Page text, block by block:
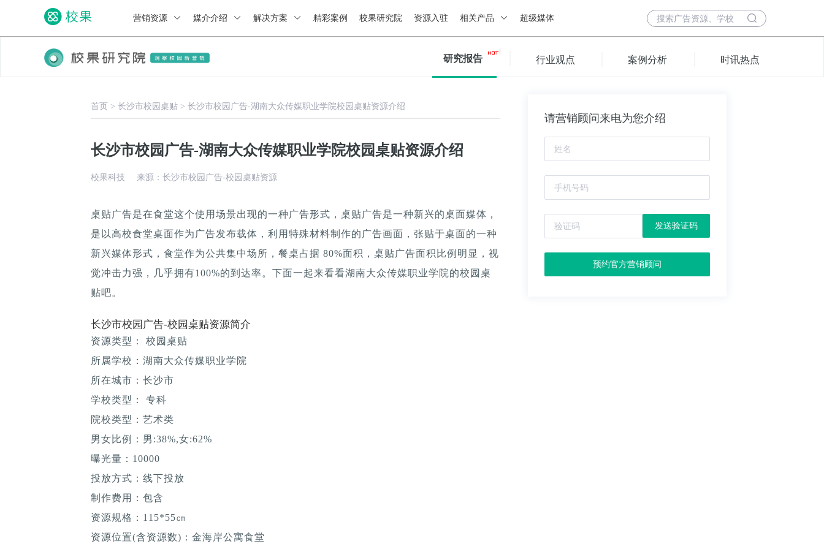
营销资源 媒介介绍 解决方案 精彩案例 校果研究院 资源入驻 相关产品 超级媒体
研究报告 行业观点 案例分析 时讯热点
首页 > 长沙市校园桌贴 > 长沙市校园广告-湖南大众传媒职业学院校园桌贴资源介绍
长沙市校园广告-湖南大众传媒职业学院校园桌贴资源介绍
校果科技 来源：长沙市校园广告-校园桌贴资源
桌贴广告是在食堂这个使用场景出现的一种广告形式，桌贴广告是一种新兴的桌面媒体，
是以高校食堂桌面作为广告发布载体，利用特殊材料制作的广告画面，张贴于桌面的一种
新兴媒体形式，食堂作为公共集中场所，餐桌占据 80%面积，桌贴广告面积比例明显，视
觉冲击力强，几乎拥有100%的到达率。下面一起来看看湖南大众传媒职业学院的校园桌
贴吧。
长沙市校园广告-校园桌贴资源简介
资源类型： 校园桌贴
所属学校：湖南大众传媒职业学院
所在城市：长沙市
学校类型： 专科
院校类型：艺术类
男女比例：男:38%,女:62%
曝光量：10000
投放方式：线下投放
制作费用：包含
资源规格：115*55㎝
资源位置(含资源数)：金海岸公寓食堂
请营销顾问来电为您介绍
发送验证码
预约官方营销顾问